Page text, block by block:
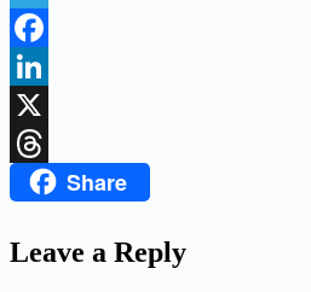
Telegram
Facebook
LinkedIn
X
ThreadsShare
Leave a Reply